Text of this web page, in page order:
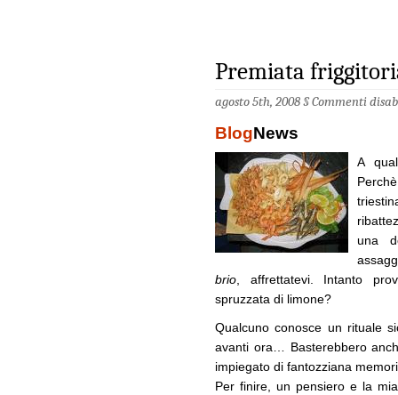
Premiata
agosto 5th, 2008 §Commenti
BlogNews
A
una
brio, affrettatevi. Intanto
spruzzata di limone?
Qualcuno conosce un rituale
avanti ora… Basterebbero
impiegato di fantozziana
Per finire, un pensiero e la